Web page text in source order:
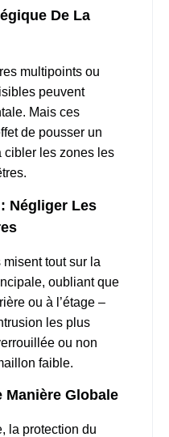
De La
multipoints ou
peuvent
Mais ces
de pousser un
cibler les zones les
Négliger Les
tout sur la
oubliant que
ou à l’étage –
les plus
ou non
faible.
Manière Globale
la protection du